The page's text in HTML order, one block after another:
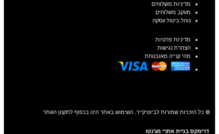
מדיניות משלוחים
מעקב משלוחים
נוהל ביטול עסקה
מדיניות פרטיות
הצהרת נגישות
מהי קנייה מאובטחת
© כל הזכויות שמורות לביוטיקייר. השימוש באתר הינו בכפוף לתקנון האתר
דרימקס בניית אתרי מג'נטו